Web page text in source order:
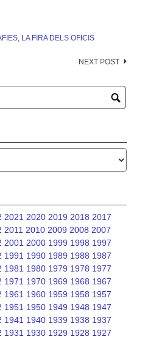
LA FIRA DELS OFICIS
NEXT POST
2021 2020 2019 2018 2017
2011 2010 2009 2008 2007
2001 2000 1999 1998 1997
1991 1990 1989 1988 1987
1981 1980 1979 1978 1977
1971 1970 1969 1968 1967
1961 1960 1959 1958 1957
1951 1950 1949 1948 1947
1941 1940 1939 1938 1937
1931 1930 1929 1928 1927